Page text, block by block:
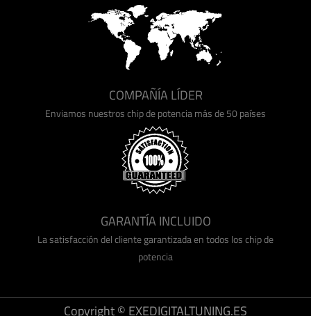
COMPAÑÍA LÍDER
Enviamos nuestros chip de potencia más de 50 países
GARANTÍA INCLUIDO
La satisfacción del cliente garantizada en todos los chip de
potencia
Copyright © EXEDIGITALTUNING.ES